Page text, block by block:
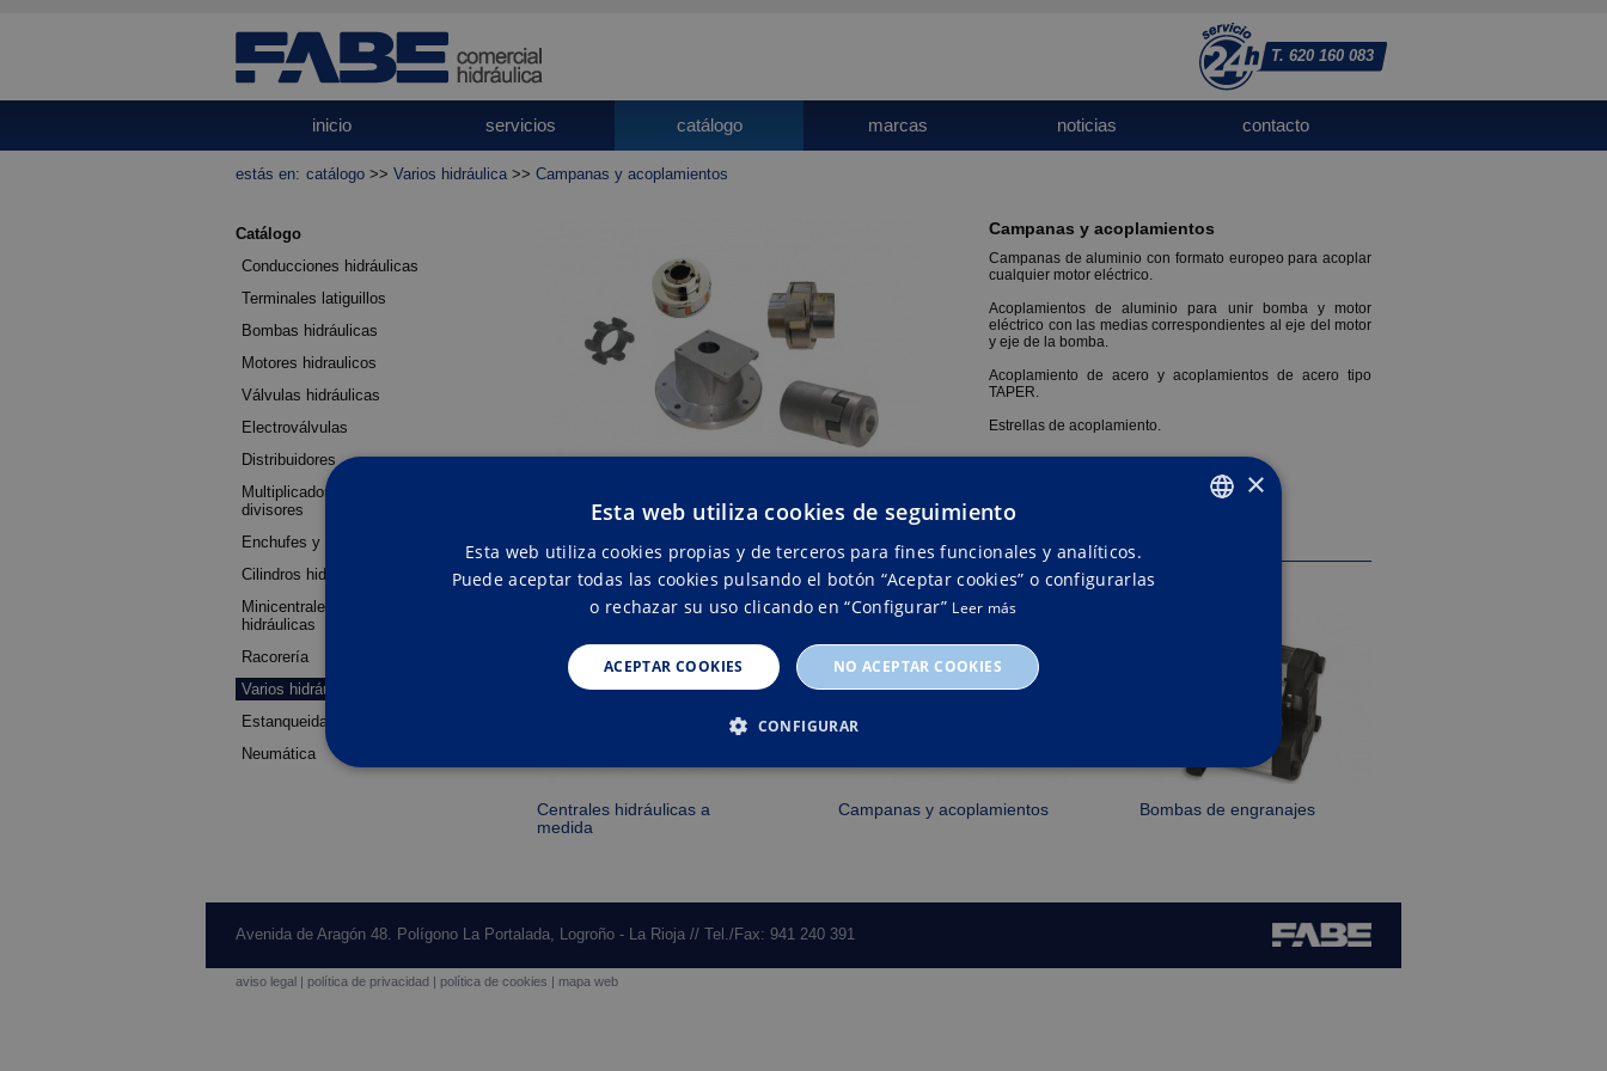
T. 620 160 083
inicio servicios catálogo marcas noticias contacto
estás en: catálogo >> Varios hidráulica >> Campanas y acoplamientos
Catálogo
Conducciones hidráulicas
Terminales latiguillos
Bombas hidráulicas
Motores hidraulicos
Válvulas hidráulicas
Electroválvulas
Distribuidores
Multiplicadores, reductores,
divisores
Enchufes y llaves de paso
Cilindros hidráulicos
Minicentrales y centrales
hidráulicas
Racorería
Varios hidráulica
Estanqueidad
Neumática
Campanas y acoplamientos
Campanas de aluminio con formato europeo para acoplar
cualquier motor eléctrico.
Acoplamientos de aluminio para unir bomba y motor
eléctrico con las medias correspondientes al eje del motor
y eje de la bomba.
Acoplamiento de acero y acoplamientos de acero tipo
TAPER.
Estrellas de acoplamiento.
Productos relacionados
Centrales hidráulicas a
medida
Campanas y acoplamientos Bombas de engranajes
Avenida de Aragón 48. Polígono La Portalada, Logroño - La Rioja // Tel./Fax: 941 240 391
aviso legal | política de privacidad | política de cookies | mapa web
×
Esta web utiliza cookies de seguimiento
Esta web utiliza cookies propias y de terceros para fines funcionales y analíticos.
Puede aceptar todas las cookies pulsando el botón “Aceptar cookies” o configurarlas
o rechazar su uso clicando en “Configurar” Leer más
ACEPTAR COOKIES NO ACEPTAR COOKIES
CONFIGURAR
Las cookies estrictamente necesarias permiten la funcionalidad central del sitio web, como el inicio de sesión del usuario y la administración de
Proveedor /